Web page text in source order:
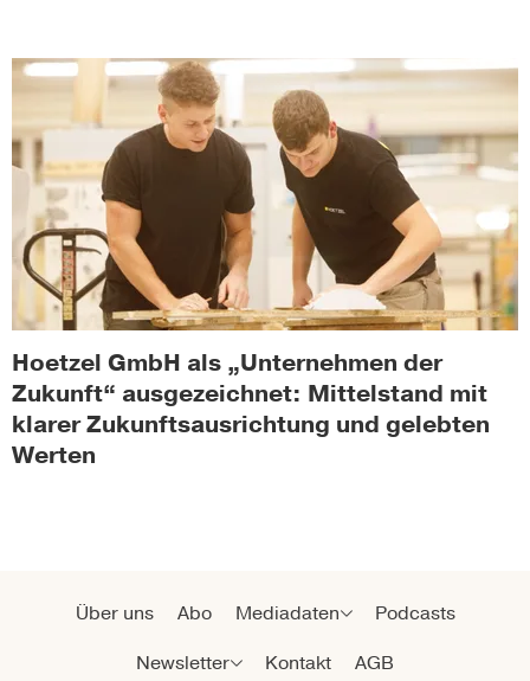
Hoetzel GmbH als „Unternehmen der
Zukunft“ ausgezeichnet: Mittelstand mit
klarer Zukunftsausrichtung und gelebten
Werten
Über uns Abo Mediadaten
Podcasts
Newsletter
Kontakt AGB